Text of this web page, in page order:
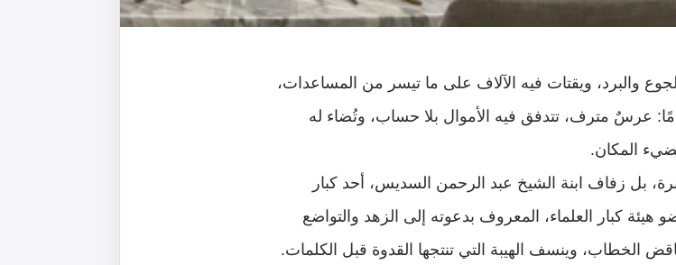
والبرد، ويقتات فيه الآلاف على ما تيسر من المساعدات،
عرسٌ مترف، تتدفق فيه الأموال بلا حساب، وتُضاء له
المكان.
بل زفاف ابنة الشيخ عبد الرحمن السديس، أحد كبار
هيئة كبار العلماء، المعروف بدعوته إلى الزهد والتواضع
الخطاب، وينسف الهيبة التي تنتجها القدوة قبل الكلمات.